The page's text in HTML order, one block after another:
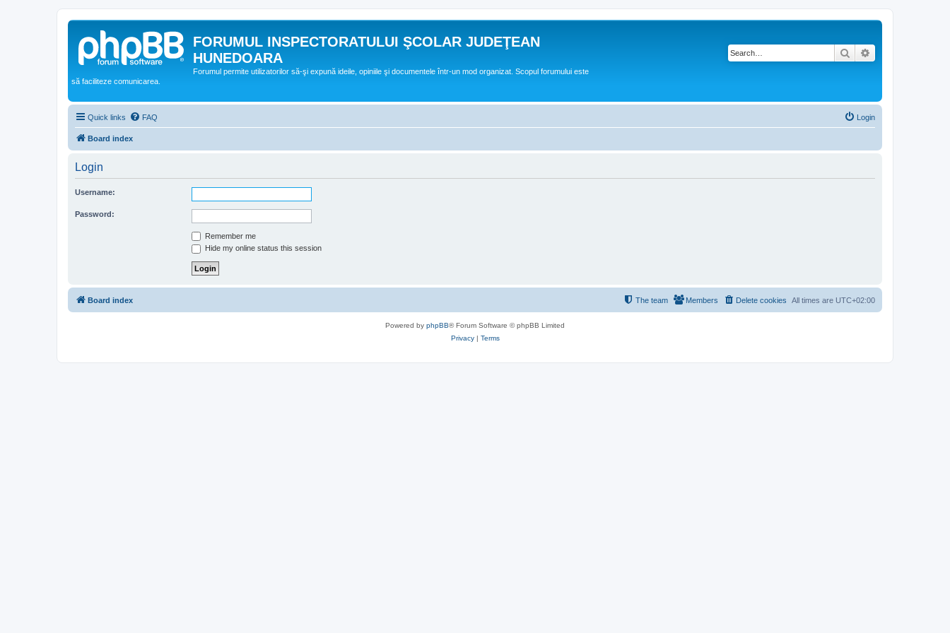
FORUMUL INSPECTORATULUI ŞCOLAR JUDEŢEAN
HUNEDOARA
Forumul permite utilizatorilor să-şi expună ideile, opiniile şi documentele într-un mod organizat. Scopul forumului este
să faciliteze comunicarea.
Search
Quick links FAQ Login
Board index
Login
Username:
Password:
Remember me
Hide my online status this session
Board index All times are UTC+02:00
Delete cookies
Members
The team
Powered by phpBB® Forum Software © phpBB Limited
Privacy| Terms